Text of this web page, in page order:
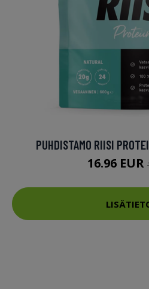
PUHDISTAMO RIISI
16.96 EUR